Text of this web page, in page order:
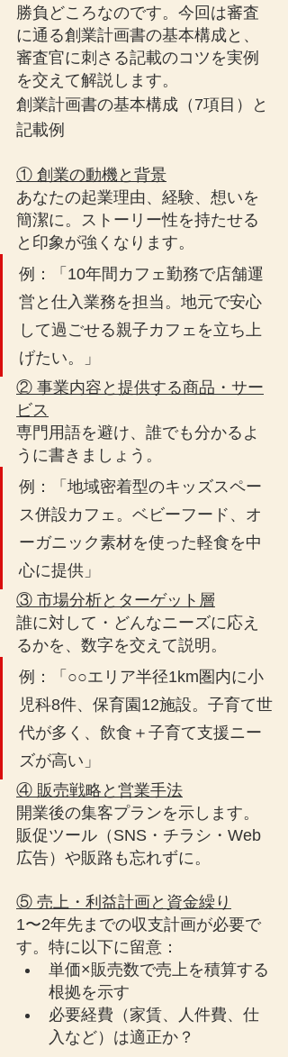
勝負どころなのです。今回は審査
に通る創業計画書の基本構成と、
審査官に刺さる記載のコツを実例
を交えて解説します。
創業計画書の基本構成（7項目）と
記載例
① 創業の動機と背景
あなたの起業理由、経験、想いを
簡潔に。ストーリー性を持たせる
と印象が強くなります。
例：「10年間カフェ勤務で店舗運
営と仕入業務を担当。地元で安心
して過ごせる親子カフェを立ち上
げたい。」
② 事業内容と提供する商品・サー
ビス
専門用語を避け、誰でも分かるよ
うに書きましょう。
例：「地域密着型のキッズスペー
ス併設カフェ。ベビーフード、オ
ーガニック素材を使った軽食を中
心に提供」
③ 市場分析とターゲット層
誰に対して・どんなニーズに応え
るかを、数字を交えて説明。
例：「○○エリア半径1km圏内に小
児科8件、保育園12施設。子育て世
代が多く、飲食＋子育て支援ニー
ズが高い」
④ 販売戦略と営業手法
開業後の集客プランを示します。
販促ツール（SNS・チラシ・Web
広告）や販路も忘れずに。
⑤ 売上・利益計画と資金繰り
1〜2年先までの収支計画が必要で
す。特に以下に留意：
単価×販売数で売上を積算する
根拠を示す
必要経費（家賃、人件費、仕
入など）は適正か？